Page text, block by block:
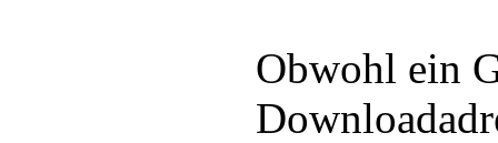
Obwohl ein